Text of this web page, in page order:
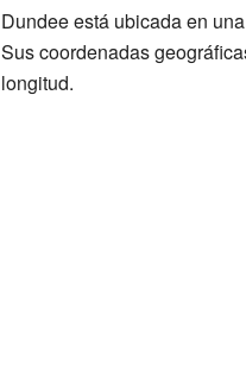
Dundee está ubicada en
Sus coordenadas
longitud.